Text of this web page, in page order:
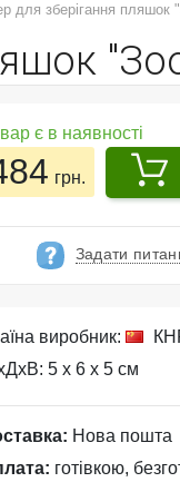
для зберігання пляшок
є в наявності
грн.
Задати
виробник:
5 x 6 x 5 см
Нова пошта
готівкою,